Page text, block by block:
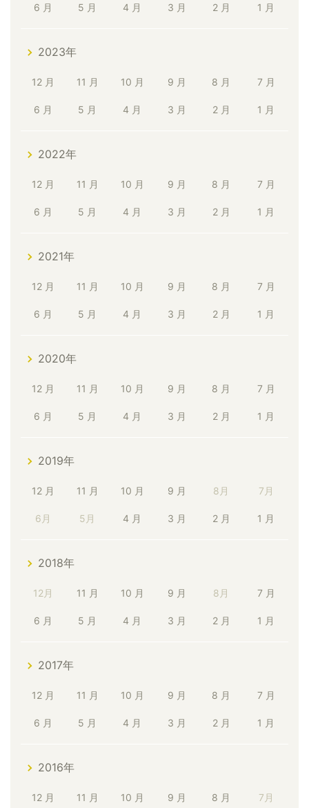
6 月 5 月 4 月 3 月 2 月 1 月
2023年
12 月 11 月 10 月 9 月 8 月 7 月
6 月 5 月 4 月 3 月 2 月 1 月
2022年
12 月 11 月 10 月 9 月 8 月 7 月
6 月 5 月 4 月 3 月 2 月 1 月
2021年
12 月 11 月 10 月 9 月 8 月 7 月
6 月 5 月 4 月 3 月 2 月 1 月
2020年
12 月 11 月 10 月 9 月 8 月 7 月
6 月 5 月 4 月 3 月 2 月 1 月
2019年
12 月 11 月 10 月 9 月 8月 7月
6月 5月 4 月 3 月 2 月 1 月
2018年
12月 11 月 10 月 9 月 8月 7 月
6 月 5 月 4 月 3 月 2 月 1 月
2017年
12 月 11 月 10 月 9 月 8 月 7 月
6 月 5 月 4 月 3 月 2 月 1 月
2016年
12 月 11 月 10 月 9 月 8 月 7月